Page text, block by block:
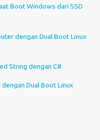
Boot Windows dari SSD
dengan Dual Boot Linux
String dengan C#
Dual Boot Linux